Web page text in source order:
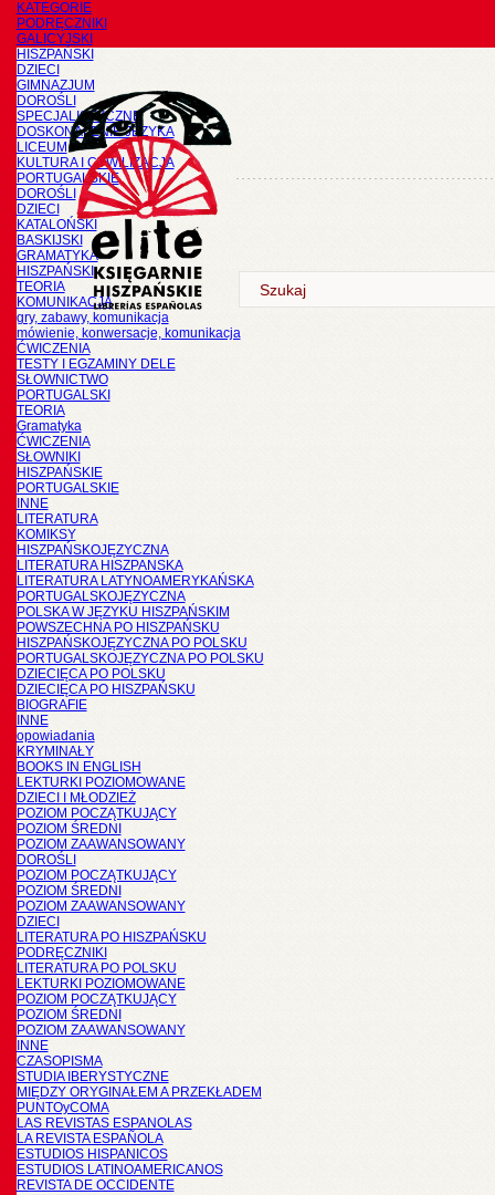
KATEGORIE
PODRĘCZNIKI
GALICYJSKI
HISZPAŃSKI
DZIECI
GIMNAZJUM
DOROŚLI
SPECJALISTYCZNE
DOSKONALENIE JĘZYKA
LICEUM
KULTURA I CYWILIZACJA
PORTUGALSKIE
DOROŚLI
DZIECI
KATALOŃSKI
BASKIJSKI
GRAMATYKA
HISZPAŃSKI
TEORIA
KOMUNIKACJA
gry, zabawy, komunikacja
mówienie, konwersacje, komunikacja
ĆWICZENIA
TESTY I EGZAMINY DELE
SŁOWNICTWO
PORTUGALSKI
TEORIA
Gramatyka
ĆWICZENIA
SŁOWNIKI
HISZPAŃSKIE
PORTUGALSKIE
INNE
LITERATURA
KOMIKSY
HISZPAŃSKOJĘZYCZNA
LITERATURA HISZPANSKA
LITERATURA LATYNOAMERYKAŃSKA
PORTUGALSKOJĘZYCZNA
POLSKA W JĘZYKU HISZPAŃSKIM
POWSZECHNA PO HISZPAŃSKU
HISZPAŃSKOJĘZYCZNA PO POLSKU
PORTUGALSKOJĘZYCZNA PO POLSKU
DZIECIĘCA PO POLSKU
DZIECIĘCA PO HISZPAŃSKU
BIOGRAFIE
INNE
opowiadania
KRYMINAŁY
BOOKS IN ENGLISH
LEKTURKI POZIOMOWANE
DZIECI I MŁODZIEŻ
POZIOM POCZĄTKUJĄCY
POZIOM ŚREDNI
POZIOM ZAAWANSOWANY
DOROŚLI
POZIOM POCZĄTKUJĄCY
POZIOM ŚREDNI
POZIOM ZAAWANSOWANY
DZIECI
LITERATURA PO HISZPAŃSKU
PODRĘCZNIKI
LITERATURA PO POLSKU
LEKTURKI POZIOMOWANE
POZIOM POCZĄTKUJĄCY
POZIOM ŚREDNI
POZIOM ZAAWANSOWANY
INNE
CZASOPISMA
STUDIA IBERYSTYCZNE
MIĘDZY ORYGINAŁEM A PRZEKŁADEM
PUNTOyCOMA
LAS REVISTAS ESPANOLAS
LA REVISTA ESPAÑOLA
ESTUDIOS HISPANICOS
ESTUDIOS LATINOAMERICANOS
REVISTA DE OCCIDENTE